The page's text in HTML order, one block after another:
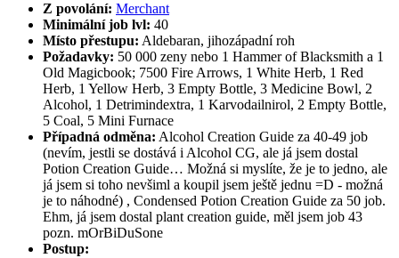
Z povolání: Merchant
Minimální job lvl: 40
Místo přestupu: Aldebaran, jihozápadní roh
Požadavky: 50 000 zeny nebo 1 Hammer of Blacksmith a 1
Old Magicbook; 7500 Fire Arrows, 1 White Herb, 1 Red
Herb, 1 Yellow Herb, 3 Empty Bottle, 3 Medicine Bowl, 2
Alcohol, 1 Detrimindextra, 1 Karvodailnirol, 2 Empty Bottle,
5 Coal, 5 Mini Furnace
Případná odměna: Alcohol Creation Guide za 40-49 job
(nevím, jestli se dostává i Alcohol CG, ale já jsem dostal
Potion Creation Guide… Možná si myslíte, že je to jedno, ale
já jsem si toho nevšiml a koupil jsem ještě jednu =D - možná
je to náhodné) , Condensed Potion Creation Guide za 50 job.
Ehm, já jsem dostal plant creation guide, měl jsem job 43
pozn. mOrBiDuSone
Postup: